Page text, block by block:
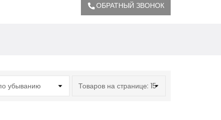
ОБРАТНЫЙ ЗВОНОК